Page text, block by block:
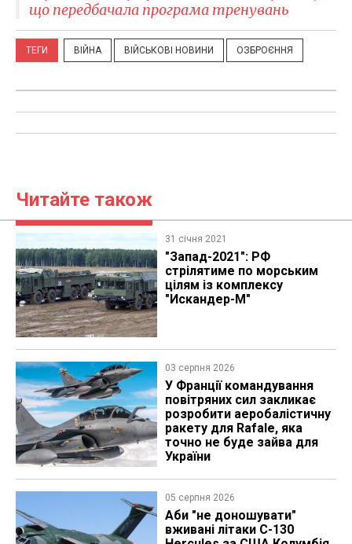
що передбачала програма тренувань
ТЕГИ ВІЙНА ВІЙСЬКОВІ НОВИНИ ОЗБРОЄННЯ
Читайте також
31 січня 2021
"Запад-2021": РФ
стрілятиме по морським
цілям із комплексу
"Искандер-М"
03 серпня 2026
У Франції командування
повітряних сил закликає
розробити аеробалістичну
ракету для Rafale, яка
точно не буде зайва для
України
05 серпня 2026
Аби "не доношувати"
вживані літаки C-130